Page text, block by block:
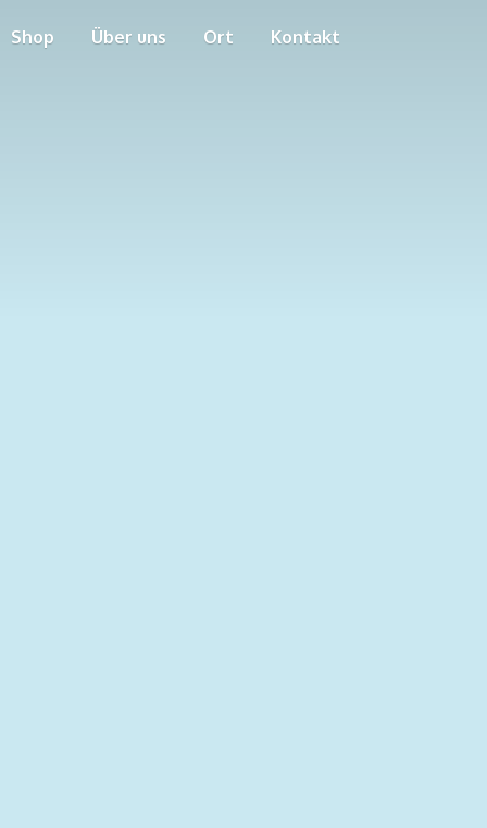
Shop Über uns Ort Kontakt